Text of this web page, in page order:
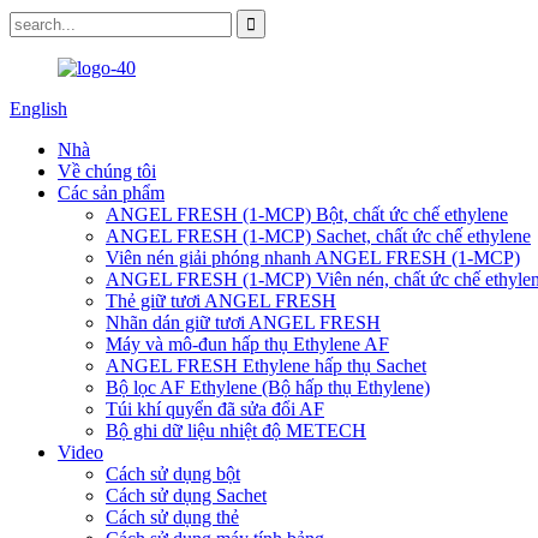
English
Nhà
Về chúng tôi
Các sản phẩm
ANGEL FRESH (1-MCP) Bột, chất ức chế ethylene
ANGEL FRESH (1-MCP) Sachet, chất ức chế ethylene
Viên nén giải phóng nhanh ANGEL FRESH (1-MCP)
ANGEL FRESH (1-MCP) Viên nén, chất ức chế
Thẻ giữ tươi ANGEL FRESH
Nhãn dán giữ tươi ANGEL FRESH
Máy và mô-đun hấp thụ Ethylene AF
ANGEL FRESH Ethylene hấp thụ Sachet
Bộ lọc AF Ethylene (Bộ hấp thụ Ethylene)
Túi khí quyển đã sửa đổi AF
Bộ ghi dữ liệu nhiệt độ METECH
Video
Cách sử dụng bột
Cách sử dụng Sachet
Cách sử dụng thẻ